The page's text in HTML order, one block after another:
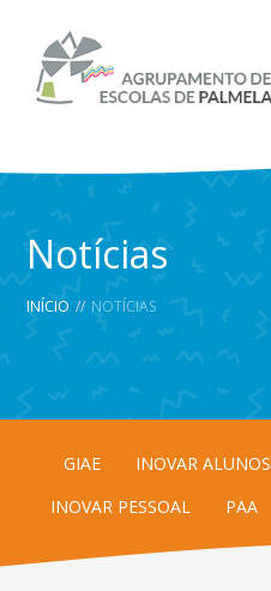
Notícias
INÍCIO // NOTÍCIAS
GIAE INOVAR ALUNOS
INOVAR PESSOAL
PAA